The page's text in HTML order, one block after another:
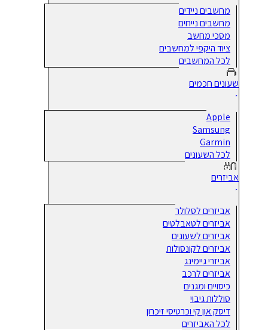
מחשבים ניידים
מחשבים נייחים
מסכי מחשב
ציוד היקפי למחשבים
לכל המחשבים
שעונים חכמים
Apple
Samsung
Garmin
לכל השעונים
אביזרים
אביזרים לסלולר
אביזרים לטאבלטים
אביזרים לשעונים
אביזרים לקונסולות
אביזרי גיימינג
אביזרים לרכב
כיסויים ומגנים
סוללות גיבוי
דיסק און קי וכרטיסי זיכרון
לכל האביזרים